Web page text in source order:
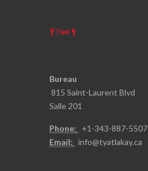
Bureau
815 Saint-Laurent Blvd
Salle 201
Phone: +1-343-887-5507
Email: info@tyatlakay.ca